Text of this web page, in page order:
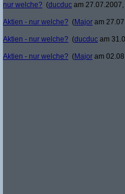
nur welche? (ducduc am
Aktien - nur welche? (Major am
Aktien - nur welche? (ducduc am
Aktien - nur welche? (Major am